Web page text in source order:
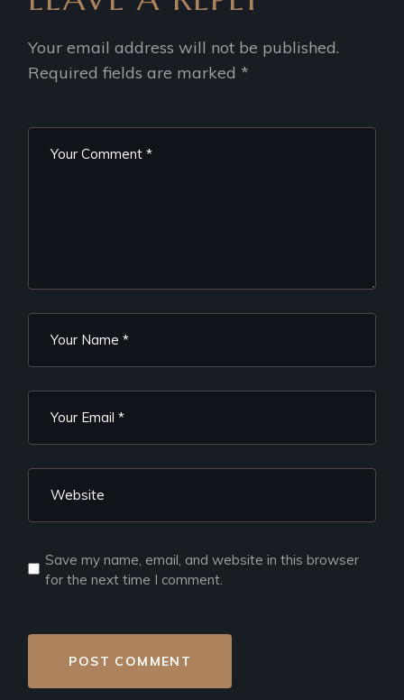
Your email address will not be published.
Required fields are marked *
Save my name, email, and website in this browser
for the next time I comment.
POST COMMENT